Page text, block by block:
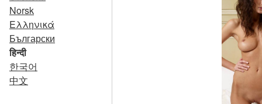
Norsk
Ελληνικά
Български
हिन्दी
한국어
中文